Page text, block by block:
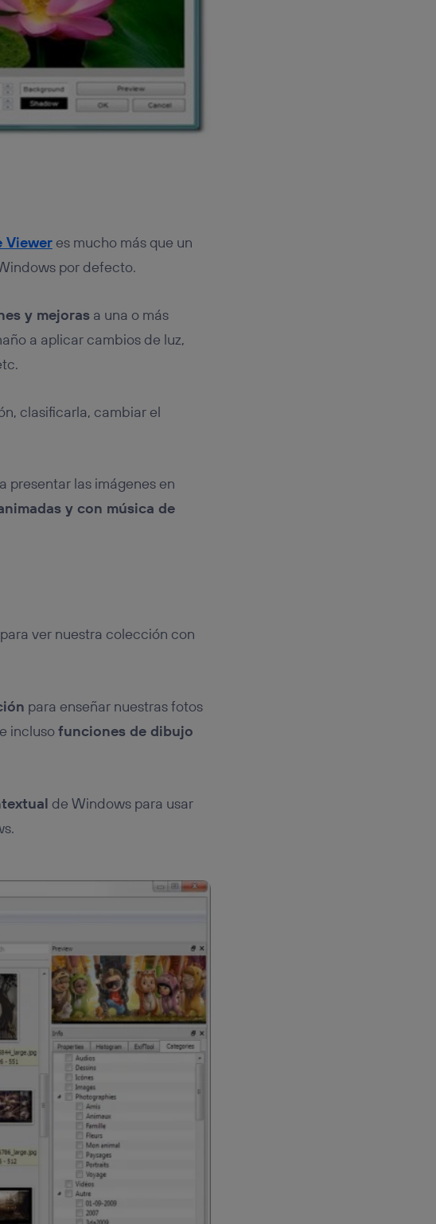
Vieweres mucho más que un
por defecto.
y mejorasa una o más
a aplicar cambios de luz,
clasificarla, cambiar el
presentar las imágenes en
y con música de
ver nuestra colección con
para enseñar nuestras fotos
inclusofunciones de dibujo
de Windows para usar